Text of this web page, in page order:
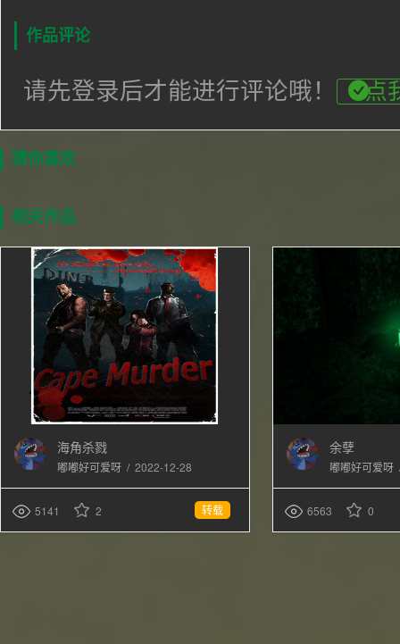
作品评论
请先登录后才能进行评论哦！ 点
猜你喜欢
相关作品
海角杀戮
嘟嘟好可爱呀 / 2022-12-28
5141 2 转载
余孽
嘟嘟好可爱呀
6563 0